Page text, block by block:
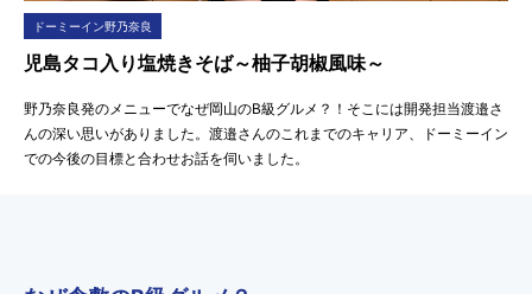
ドーミーイン野乃奈良
児島タコ入り塩焼きそば～柚子胡椒風味～
野乃奈良発のメニューでなぜ岡山のB級グルメ？！そこには開発担当渡邉さ
んの深い思いがありました。渡邉さんのこれまでのキャリア、ドーミーイン
での今後の目標と合わせお話を伺いました。